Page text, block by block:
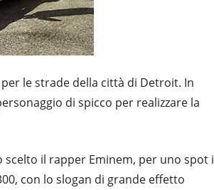
le strade della città di Detroit. In
di spicco per realizzare la
scelto il rapper Eminem, per uno spot i
con lo slogan di grande effetto